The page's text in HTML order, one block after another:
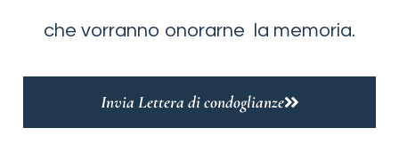
che vorranno onorarne la memoria.
Invia Lettera di condoglianze